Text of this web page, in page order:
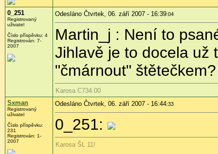
0_251
Registrovaný
uživatel
Číslo příspěvku: 4
Registrován: 7-
2007
Odesláno Čtvrtek, 06. září 2007 - 16:39:04
Martin_j : Není to
Jihlavě je to docela už
"čmárnout" štětečkem?
Karosa C734.00
Sxman
Registrovaný
uživatel
Číslo příspěvku:
231
Registrován: 1-
2007
Odesláno Čtvrtek, 06. září 2007 - 16:44:33
0_251:
Karosa ŠL 11!